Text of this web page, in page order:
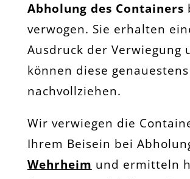
Abholung des Containers
verwogen. Sie erhalten
Ausdruck der Verwiegung
können diese genauestens
nachvollziehen.
Wir verwiegen die
Ihrem Beisein bei
Wehrheim und ermitteln